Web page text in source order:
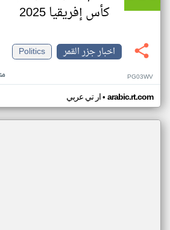
كأس إفريقيا 2025
اخبار جزر القمر
Politics
PG03WV
ار تي عربي• arabic.rt.com